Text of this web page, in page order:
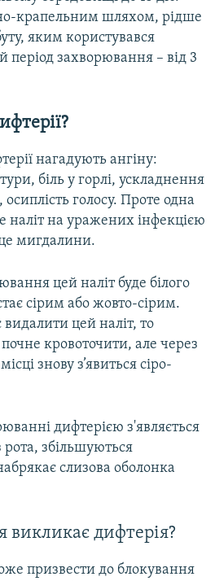
крапельним шляхом, рідше
яким користувався
період захворювання – від 3
нагадують ангіну:
біль у горлі, ускладнення
голосу. Проте одна
наліт на уражених інфекцією
мигдалини.
цей наліт буде білого
сірим або жовто-сірим.
цей наліт, то
кровоточити, але через
знову з’явиться сіро-
дифтерією з'являється
рота, збільшуються
слизова оболонка
викликає дифтерія?
призвести до блокування